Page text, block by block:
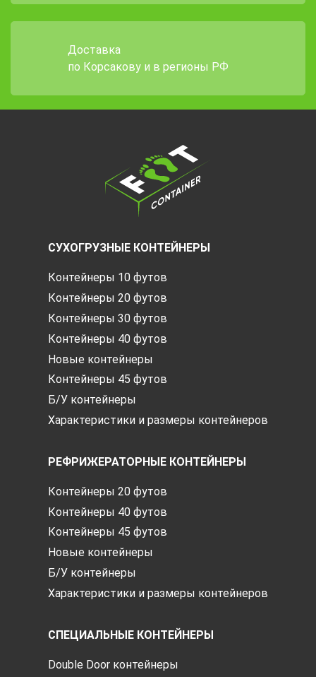
Доставка
по Корсакову и в регионы РФ
СУХОГРУЗНЫЕ КОНТЕЙНЕРЫ
Контейнеры 10 футов
Контейнеры 20 футов
Контейнеры 30 футов
Контейнеры 40 футов
Новые контейнеры
Контейнеры 45 футов
Б/У контейнеры
Характеристики и размеры контейнеров
РЕФРИЖЕРАТОРНЫЕ КОНТЕЙНЕРЫ
Контейнеры 20 футов
Контейнеры 40 футов
Контейнеры 45 футов
Новые контейнеры
Б/У контейнеры
Характеристики и размеры контейнеров
СПЕЦИАЛЬНЫЕ КОНТЕЙНЕРЫ
Double Door контейнеры